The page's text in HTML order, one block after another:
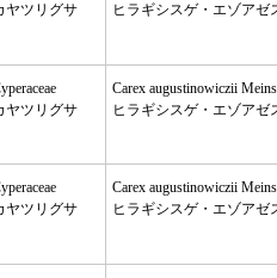
ヤツリグサ
ヒラギシスゲ・エゾアゼ
ヤツリグサ
Carex augustinowiczii
ヒラギシスゲ・エゾアゼ
ヤツリグサ
Carex augustinowiczii
ヒラギシスゲ・エゾアゼ